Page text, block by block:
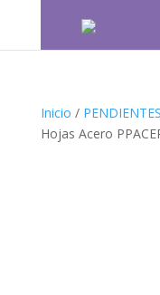
Inicio / PENDIENTES
Hojas Acero